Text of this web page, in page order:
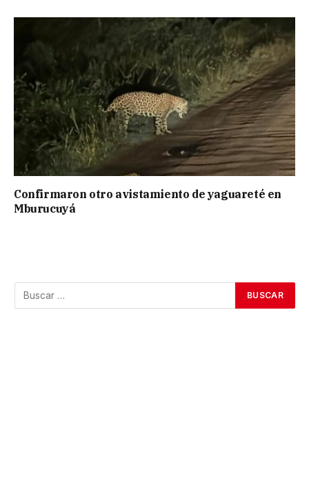
Confirmaron otro avistamiento de yaguareté en
Mburucuyá